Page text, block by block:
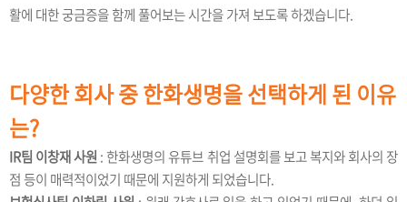
활에 대한 궁금증을 함께 풀어보는 시간을 가져 보도록 하겠습니다.
다양한 회사 중 한화생명을 선택하게 된 이유
는?
IR팀 이창재 사원 : 한화생명의 유튜브 취업 설명회를 보고 복지와 회사의 장
점 등이 매력적이었기 때문에 지원하게 되었습니다.